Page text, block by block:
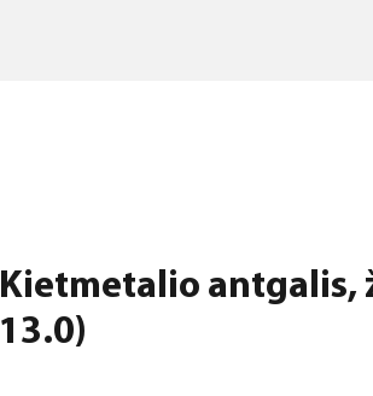
Kietmetalio antgalis,
13.0)